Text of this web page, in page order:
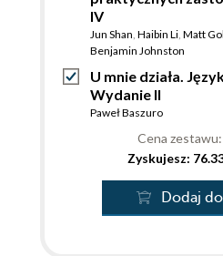
IV
Jun Shan, Haibin Li, Matt
Benjamin Johnston
U mnie działa.
Wydanie II
Paweł Baszuro
Cena zestawu:
Zyskujesz:
Dodaj